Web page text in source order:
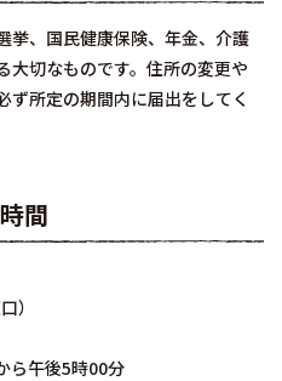
挙、国民健康保険、年金、介護
大切なものです。住所の変更や
ず所定の期間内に届出をしてく
間
）
ら午後5時00分